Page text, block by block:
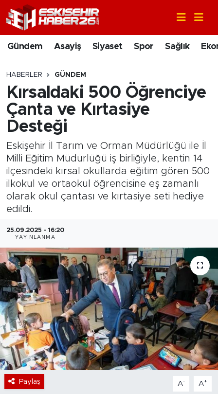
Gündem Asayiş Siyaset Spor Sağlık
HABERLER GÜNDEM
Kırsaldaki 500 Öğrenciye
Çanta ve Kırtasiye
Desteği
Eskişehir İl Tarım ve Orman Müdürlüğü ile İl
Milli Eğitim Müdürlüğü iş birliğiyle, kentin 14
ilçesindeki kırsal okullarda eğitim gören 500
ilkokul ve ortaokul öğrencisine eş zamanlı
olarak okul çantası ve kırtasiye seti hediye
edildi.
25.09.2025 - 16:20
YAYINLANMA
Paylaş A- A+
Gündem
Asayiş
Siyaset
Spor
Ekonomi
Eğitim
Sanat
Bölge
Teknoloji
Magazin
Dünya
Sektör
Nöbetçi Eczaneler
Hava Durumu
Trafik Durumu
Süper Lig Puan Durumu ve Fikstür
Tüm Manşetler
Son Dakika Haberleri
Haber Arşivi